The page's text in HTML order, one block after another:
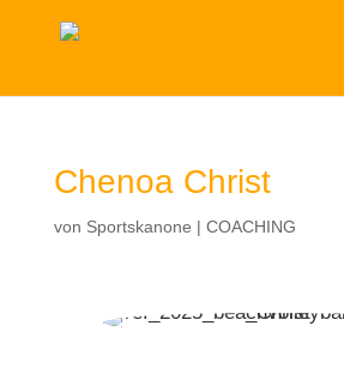
Chenoa Christ
von Sportskanone | COACHING